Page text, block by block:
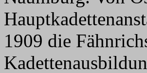
1909 die